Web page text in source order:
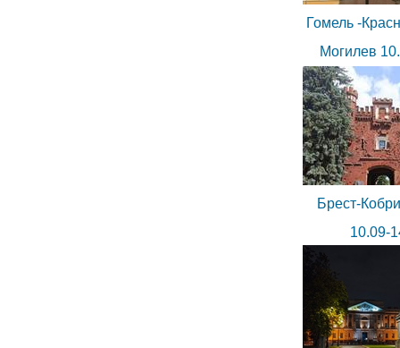
Гомель -
Могилев
Брест-
10.09-